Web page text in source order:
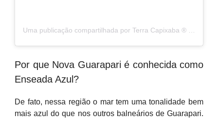
Por que Nova Guarapari é conhecida como
Enseada Azul?
De fato, nessa região o mar tem uma tonalidade bem
mais azul do que nos outros balneários de Guarapari.